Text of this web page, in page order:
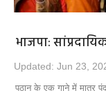
भाजपा:
Updated: Jun 23,
पठान के एक गाने में मात्र